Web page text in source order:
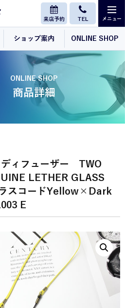
来店予約 TEL
ショップ案内 ONLINE SHOP
ONLINE SHOP
商品詳細
ディフューザー TWO
LETHER GLASS
スコードYellow×Dark
E